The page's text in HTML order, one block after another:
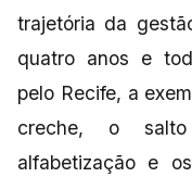
trajetória da
quatro anos e
pelo Recife, a
creche, o
alfabetização e